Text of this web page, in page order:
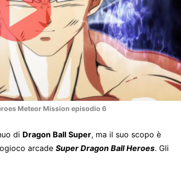
Meteor Mission episodio 6
di Dragon Ball Super, ma il suo scopo è
arcade Super Dragon Ball Heroes. Gli